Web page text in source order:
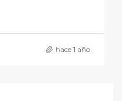
hace 1 año